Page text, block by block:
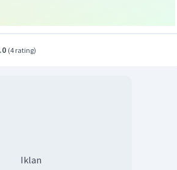
(4 rating)
Iklan